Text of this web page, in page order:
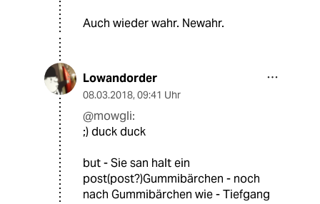
Auch wieder wahr. Newahr.
Lowandorder
08.03.2018, 09:41 Uhr
@mowgli:
;) duck duck
but - Sie san halt ein
post(post?)Gummibärchen - noch
nach Gummibärchen wie - Tiefgang